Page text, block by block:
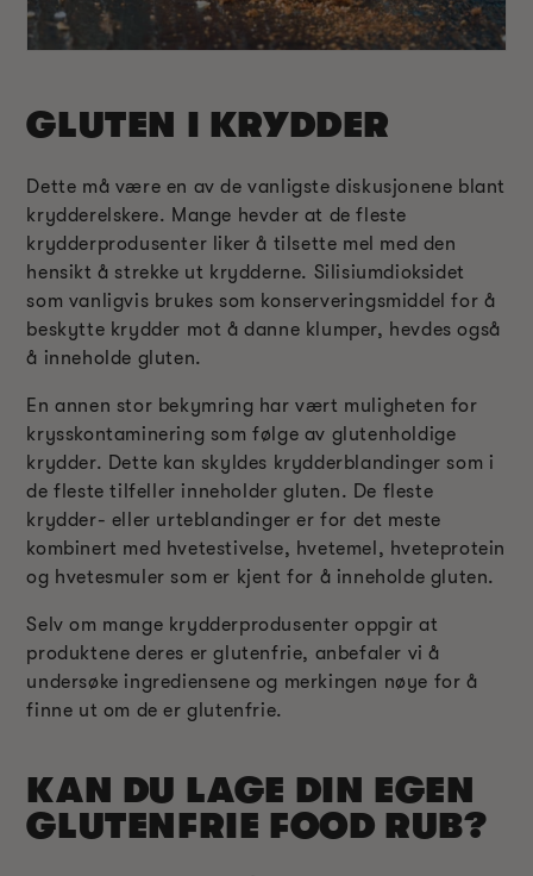
GLUTEN I KRYDDER
Dette må være en av de vanligste diskusjonene blant
krydderelskere. Mange hevder at de fleste
krydderprodusenter liker å tilsette mel med den
hensikt å strekke ut krydderne. Silisiumdioksidet
som vanligvis brukes som konserveringsmiddel for å
beskytte krydder mot å danne klumper, hevdes også
å inneholde gluten.
En annen stor bekymring har vært muligheten for
krysskontaminering som følge av glutenholdige
krydder. Dette kan skyldes krydderblandinger som i
de fleste tilfeller inneholder gluten. De fleste
krydder- eller urteblandinger er for det meste
kombinert med hvetestivelse, hvetemel, hveteprotein
og hvetesmuler som er kjent for å inneholde gluten.
Selv om mange krydderprodusenter oppgir at
produktene deres er glutenfrie, anbefaler vi å
undersøke ingrediensene og merkingen nøye for å
finne ut om de er glutenfrie.
KAN DU LAGE DIN EGEN
GLUTENFRIE FOOD RUB?